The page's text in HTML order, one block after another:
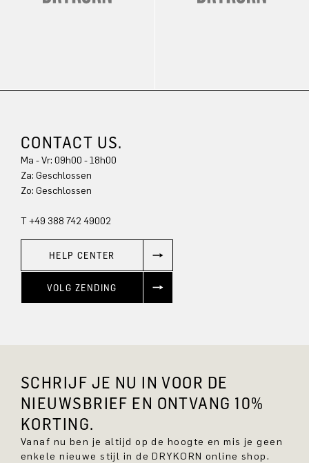
CONTACT US.
Ma - Vr: 09h00 - 18h00
Za: Geschlossen
Zo: Geschlossen
T +49 388 742 49002
HELP CENTER
VOLG ZENDING
SCHRIJF JE NU IN VOOR DE
NIEUWSBRIEF EN ONTVANG 10%
KORTING.
Vanaf nu ben je altijd op de hoogte en mis je geen
enkele nieuwe stijl in de DRYKORN online shop.